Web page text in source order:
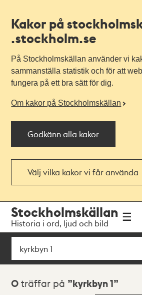
Kakor på
.stockholm.se
På Stockholmskällan använder vi
sammanställa statistik och för att
fungera på ett bra sätt för dig.
Om kakor på Stockholmskällan
Godkänn alla kakor
Välj vilka kakor vi får använda
navigationen
huvudinnehållet
Stockholmskällan
Historia i ord, ljud och bild
Sök
Sökresultat
0 träffar på kyrkbyn 1